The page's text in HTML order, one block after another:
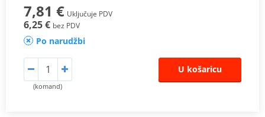
7,81 € Uključuje PDV
6,25 € bez PDV
Po narudžbi
(komand)
U košaricu